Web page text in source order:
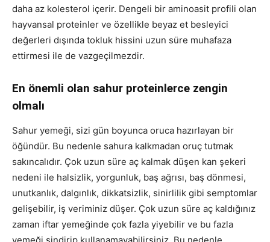
daha az kolesterol içerir. Dengeli bir aminoasit profili olan
hayvansal proteinler ve özellikle beyaz et besleyici
değerleri dışında tokluk hissini uzun süre muhafaza
ettirmesi ile de vazgeçilmezdir.
En önemli olan sahur proteinlerce zengin
olmalı
Sahur yemeği, sizi gün boyunca oruca hazırlayan bir
öğündür. Bu nedenle sahura kalkmadan oruç tutmak
sakıncalıdır. Çok uzun süre aç kalmak düşen kan şekeri
nedeni ile halsizlik, yorgunluk, baş ağrısı, baş dönmesi,
unutkanlık, dalgınlık, dikkatsizlik, sinirlilik gibi semptomlar
gelişebilir, iş veriminiz düşer. Çok uzun süre aç kaldığınız
zaman iftar yemeğinde çok fazla yiyebilir ve bu fazla